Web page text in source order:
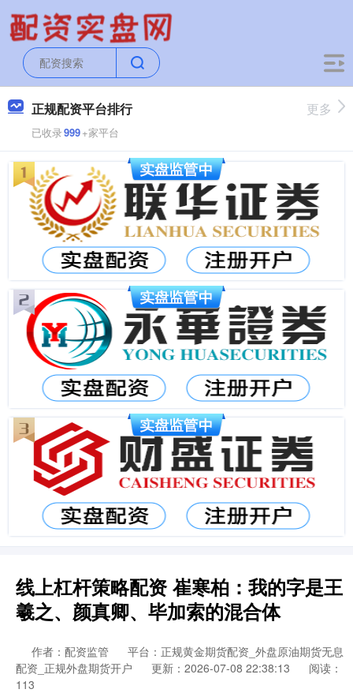
正规配资平台排行
已收录999+家平台
更多
线上杠杆策略配资 崔寒柏：我的字是王
羲之、颜真卿、毕加索的混合体
作者：配资监管
平台：正规黄金期货配资_外盘原油期货无息
配资_正规外盘期货开户
更新：2026-07-08 22:38:13
阅读：
113